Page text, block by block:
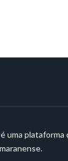
uma plataforma